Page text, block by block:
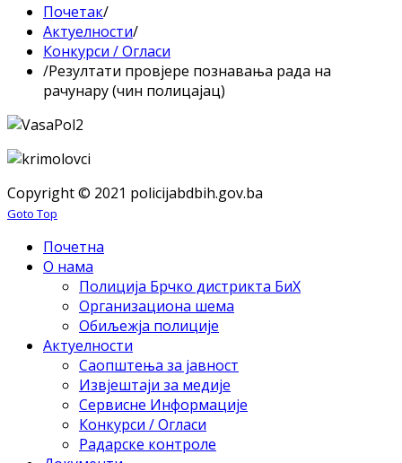
Почетак/
Актуелности/
Конкурси / Огласи
/Резултати провјере познавања рада на
рачунару (чин полицајац)
Copyright © 2021 policijabdbih.gov.ba
Goto Top
Почетна
О нама
Полиција Брчко дистрикта БиХ
Организациона шема
Обиљежја полиције
Актуелности
Саопштења за јавност
Извјештаји за медије
Сервисне Информације
Конкурси / Огласи
Радарске контроле